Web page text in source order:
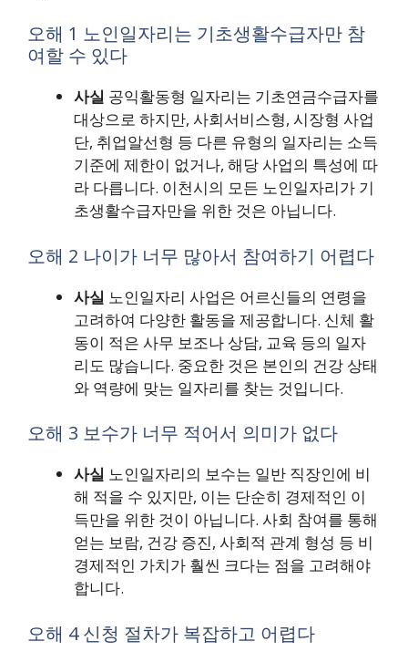
오해 1 노인일자리는 기초생활수급자만 참
여할 수 있다
사실 공익활동형 일자리는 기초연금수급자를
대상으로 하지만, 사회서비스형, 시장형 사업
단, 취업알선형 등 다른 유형의 일자리는 소득
기준에 제한이 없거나, 해당 사업의 특성에 따
라 다릅니다. 이천시의 모든 노인일자리가 기
초생활수급자만을 위한 것은 아닙니다.
오해 2 나이가 너무 많아서 참여하기 어렵다
사실 노인일자리 사업은 어르신들의 연령을
고려하여 다양한 활동을 제공합니다. 신체 활
동이 적은 사무 보조나 상담, 교육 등의 일자
리도 많습니다. 중요한 것은 본인의 건강 상태
와 역량에 맞는 일자리를 찾는 것입니다.
오해 3 보수가 너무 적어서 의미가 없다
사실 노인일자리의 보수는 일반 직장인에 비
해 적을 수 있지만, 이는 단순히 경제적인 이
득만을 위한 것이 아닙니다. 사회 참여를 통해
얻는 보람, 건강 증진, 사회적 관계 형성 등 비
경제적인 가치가 훨씬 크다는 점을 고려해야
합니다.
오해 4 신청 절차가 복잡하고 어렵다